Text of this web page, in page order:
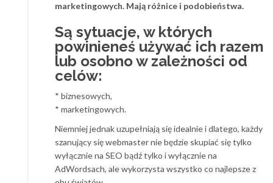
marketingowych. Mają różnice i podobieństwa.
Są sytuacje, w których
powinieneś używać ich razem
lub osobno w zależności od
celów:
* biznesowych,
* marketingowych.
Niemniej jednak uzupełniają się idealnie i dlatego, każdy
szanujący się webmaster nie będzie skupiać się tylko
wyłącznie na SEO bądź tylko i wyłącznie na
AdWordsach, ale wykorzysta wszystko co najlepsze z